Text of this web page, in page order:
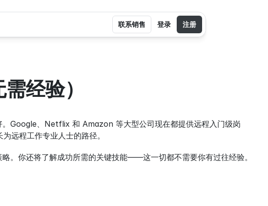
经验）
Google、Netflix 和 Amazon 等大型公司现在都提供远程入门级岗
远程工作专业人士的路径。
。你还将了解成功所需的关键技能——这一切都不需要你有过往经验。
联系销售 登录 注册